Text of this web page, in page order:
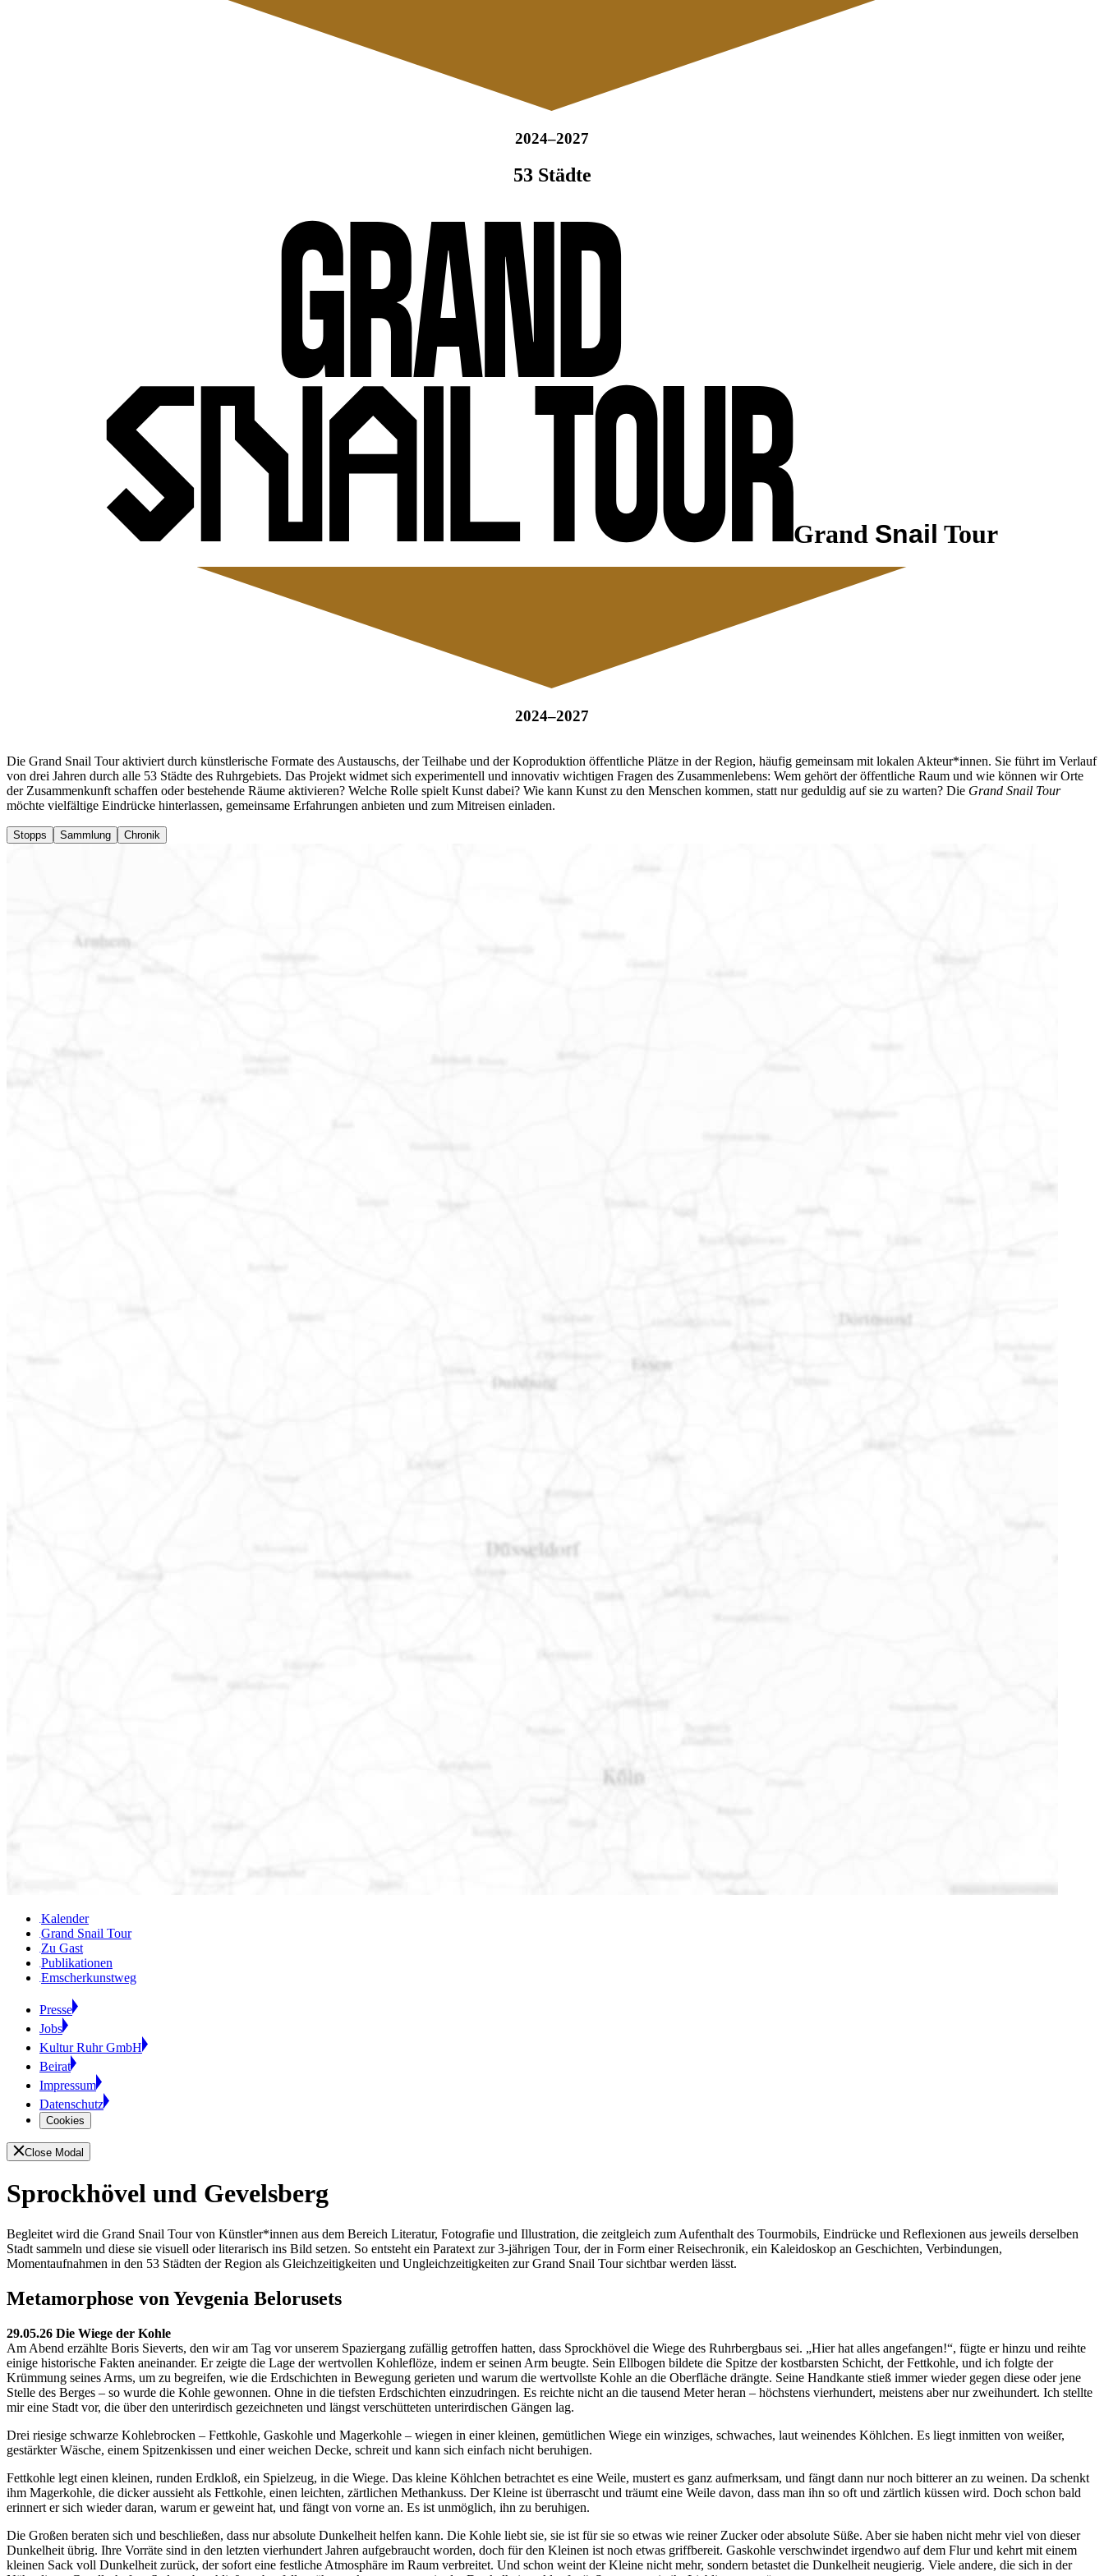
2024–2027
53 Städte
Grand Snail Tour
2024–2027
Die Grand Snail Tour aktiviert durch künstlerische Formate des Austauschs, der Teilhabe und der Koproduktion öffentliche Plätze in der Region, häufig gemeinsam mit lokalen Akteur*innen. Sie führt im Verlauf
von drei Jahren durch alle 53 Städte des Ruhrgebiets. Das Projekt widmet sich experimentell und innovativ wichtigen Fragen des Zusammenlebens: Wem gehört der öffentliche Raum und wie können wir Orte
der Zusammenkunft schaffen oder bestehende Räume aktivieren? Welche Rolle spielt Kunst dabei? Wie kann Kunst zu den Menschen kommen, statt nur geduldig auf sie zu warten? Die Grand Snail Tour
möchte vielfältige Eindrücke hinterlassen, gemeinsame Erfahrungen anbieten und zum Mitreisen einladen.
Stopps Sammlung Chronik
Kalender
Grand Snail Tour
Zu Gast
Publikationen
Emscherkunstweg
Presse
Jobs
Kultur Ruhr GmbH
Beirat
Impressum
Datenschutz
Cookies
Close Modal
Sprockhövel und Gevelsberg
Begleitet wird die Grand Snail Tour von Künstler*innen aus dem Bereich Literatur, Fotografie und Illustration, die zeitgleich zum Aufenthalt des Tourmobils, Eindrücke und Reflexionen aus jeweils derselben
Stadt sammeln und diese sie visuell oder literarisch ins Bild setzen. So entsteht ein Paratext zur 3-jährigen Tour, der in Form einer Reisechronik, ein Kaleidoskop an Geschichten, Verbindungen,
Momentaufnahmen in den 53 Städten der Region als Gleichzeitigkeiten und Ungleichzeitigkeiten zur Grand Snail Tour sichtbar werden lässt.
Metamorphose von Yevgenia Belorusets
29.05.26 Die Wiege der Kohle
Am Abend erzählte Boris Sieverts, den wir am Tag vor unserem Spaziergang zufällig getroffen hatten, dass Sprockhövel die Wiege des Ruhrbergbaus sei. „Hier hat alles angefangen!“, fügte er hinzu und reihte
einige historische Fakten aneinander. Er zeigte die Lage der wertvollen Kohleflöze, indem er seinen Arm beugte. Sein Ellbogen bildete die Spitze der kostbarsten Schicht, der Fettkohle, und ich folgte der
Krümmung seines Arms, um zu begreifen, wie die Erdschichten in Bewegung gerieten und warum die wertvollste Kohle an die Oberfläche drängte. Seine Handkante stieß immer wieder gegen diese oder jene
Stelle des Berges – so wurde die Kohle gewonnen. Ohne in die tiefsten Erdschichten einzudringen. Es reichte nicht an die tausend Meter heran – höchstens vierhundert, meistens aber nur zweihundert. Ich stellte
mir eine Stadt vor, die über den unterirdisch gezeichneten und längst verschütteten unterirdischen Gängen lag.
Drei riesige schwarze Kohlebrocken – Fettkohle, Gaskohle und Magerkohle – wiegen in einer kleinen, gemütlichen Wiege ein winziges, schwaches, laut weinendes Köhlchen. Es liegt inmitten von weißer,
gestärkter Wäsche, einem Spitzenkissen und einer weichen Decke, schreit und kann sich einfach nicht beruhigen.
Fettkohle legt einen kleinen, runden Erdkloß, ein Spielzeug, in die Wiege. Das kleine Köhlchen betrachtet es eine Weile, mustert es ganz aufmerksam, und fängt dann nur noch bitterer an zu weinen. Da schenkt
ihm Magerkohle, die dicker aussieht als Fettkohle, einen leichten, zärtlichen Methankuss. Der Kleine ist überrascht und träumt eine Weile davon, dass man ihn so oft und zärtlich küssen wird. Doch schon bald
erinnert er sich wieder daran, warum er geweint hat, und fängt von vorne an. Es ist unmöglich, ihn zu beruhigen.
Die Großen beraten sich und beschließen, dass nur absolute Dunkelheit helfen kann. Die Kohle liebt sie, sie ist für sie so etwas wie reiner Zucker oder absolute Süße. Aber sie haben nicht mehr viel von dieser
Dunkelheit übrig. Ihre Vorräte sind in den letzten vierhundert Jahren aufgebraucht worden, doch für den Kleinen ist noch etwas griffbereit. Gaskohle verschwindet irgendwo auf dem Flur und kehrt mit einem
kleinen Sack voll Dunkelheit zurück, der sofort eine festliche Atmosphäre im Raum verbreitet. Und schon weint der Kleine nicht mehr, sondern betastet die Dunkelheit neugierig. Viele andere, die sich in der